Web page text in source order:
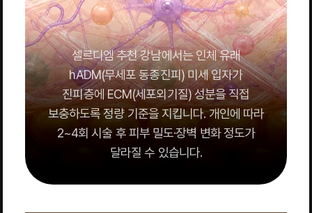
셀르디엠 추천 강남에서는 인체 유래
hADM(무세포 동종진피) 미세 입자가
진피층에 ECM(세포외기질) 성분을 직접
보충하도록 정량 기준을 지킵니다. 개인에 따라
2~4회 시술 후 피부 밀도·장벽 변화 정도가
달라질 수 있습니다.